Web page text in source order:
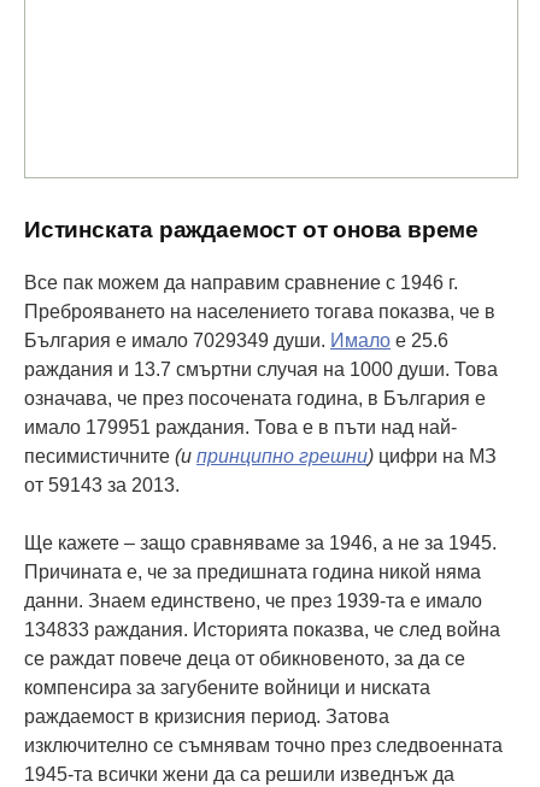
Истинската раждаемост от онова време
Все пак можем да направим сравнение с 1946 г.
Преброяването на населението тогава показва, че в
България е имало 7029349 души. Имало е 25.6
раждания и 13.7 смъртни случая на 1000 души. Това
означава, че през посочената година, в България е
имало 179951 раждания. Това е в пъти над най-
песимистичните (и принципно грешни) цифри на МЗ
от 59143 за 2013.
Ще кажете – защо сравняваме за 1946, а не за 1945.
Причината е, че за предишната година никой няма
данни. Знаем единствено, че през 1939-та е имало
134833 раждания. Историята показва, че след война
се раждат повече деца от обикновеното, за да се
компенсира за загубените войници и ниската
раждаемост в кризисния период. Затова
изключително се съмнявам точно през следвоенната
1945-та всички жени да са решили изведнъж да